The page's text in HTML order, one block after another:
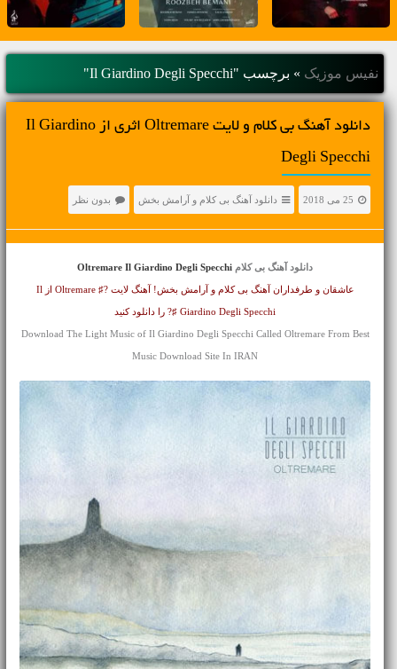
نفیس موزیک » برچسب "Il Giardino Degli Specchi"
دانلود آهنگ بی کلام و لایت Oltremare اثری از Il Giardino
Degli Specchi
25 می 2018 دانلود آهنگ بی کلام و آرامش بخش بدون نظر
دانلود آهنگ بی کلام
عاشقان و طرفداران آهنگ بی کلام و آرامش بخش! آهنگ لایت ?♯ Oltremare از Il
Giardino Degli Specchi ♯? را دانلود کنید
Download The Light Music of Il Giardino Degli Specchi Called Oltremare From Best
Music Download Site In IRAN